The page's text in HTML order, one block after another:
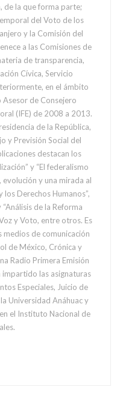
de la que forma parte;
del Voto de los
y la Comisión del
a las Comisiones de
de transparencia,
Cívica, Servicio
en el ámbito
de Consejero
(IFE) de 2008 a 2013.
de la República,
y Previsión Social del
destacan los
y “El federalismo
y una mirada al
Derechos Humanos”,
de la Reforma
y Voto, entre otros. Es
de comunicación
de México, Crónica y
Radio Primera Emisión
impartido las asignaturas
Especiales, Juicio de
Universidad Anáhuac y
el Instituto Nacional de